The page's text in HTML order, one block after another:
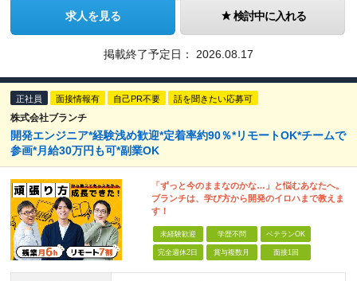
求人を見る 検討中に入れる
掲載終了予定日： 2026.08.17
正社員 面接情報有 自己PR不要 話を聞きたい応募可
株式会社ブランチ
開発エンジニア*経験浅め歓迎*定着率約90％*リモートOK*チームで
参画*月給30万円も可*副業OK
「ずっと今のままなのかな…」と悩むあなたへ。
ブランチは、学び方から開発のイロハまで教えま
す！
未経験歓迎 学歴不問 ベテランOK
完全週休2日 賞与複数月 面接1回